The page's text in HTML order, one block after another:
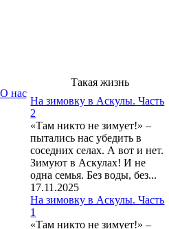
Такая жизнь
На зимовку в Аскулы. Часть
2
«Там никто не зимует!» –
пытались нас убедить в
соседних селах. А вот и нет.
Зимуют в Аскулах! И не
одна семья. Без воды, без...
17.11.2025
На зимовку в Аскулы. Часть
1
«Там никто не зимует!» –
О нас